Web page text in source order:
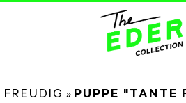
» PUPPE "TANTE